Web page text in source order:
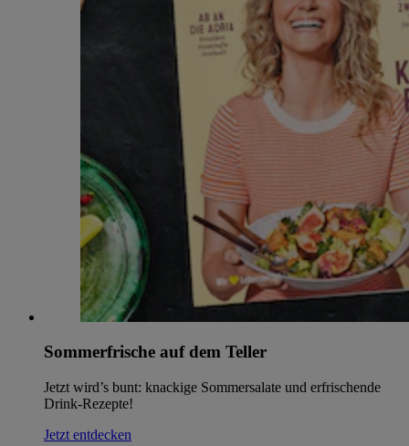
Sommerfrische auf dem Teller
Jetzt wird’s bunt: knackige Sommersalate und erfrischende
Drink-Rezepte!
Jetzt entdecken